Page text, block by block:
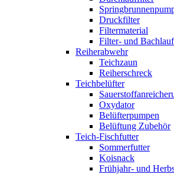
Druckfilter
Filtermaterial
Filter- und
Reiherabwehr
Teichzaun
Reiherschreck
Teichbelüfter
Oxydator
Belüfterpumpen
Belüftung Zubehör
Teich-Fischfutter
Sommerfutter
Koisnack
Frühjahr- und